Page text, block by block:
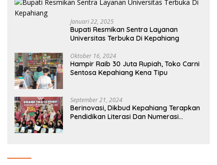
Januari 22, 2025
Bupati Resmikan Sentra Layanan
Universitas Terbuka Di Kepahiang
Oktober 16, 2024
Hampir Raib 30 Juta Rupiah, Toko Carni
Sentosa Kepahiang Kena Tipu
September 21, 2024
Berinovasi, Dikbud Kepahiang Terapkan
Pendidikan Literasi Dan Numerasi